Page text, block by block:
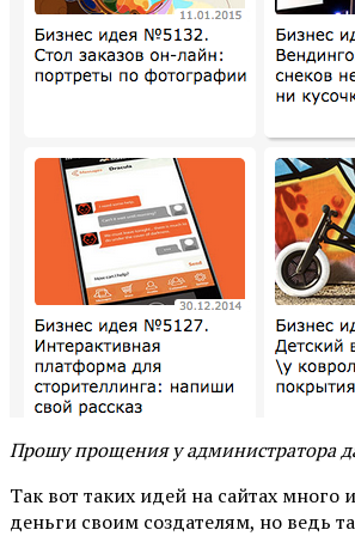
Прошу прощения у администратора
Так вот таких идей на сайтах
деньги своим создателям, но ведь